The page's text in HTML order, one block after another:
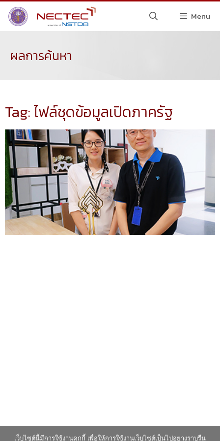
Menu
ผลการค้นหา
Tag: ไฟล์ชุดข้อมูลเปิดภาครัฐ
เว็บไซต์นี้มีการใช้งานคุกกี้ เพื่อให้การใช้งานเว็บไซต์เป็นไปอย่างราบรื่น